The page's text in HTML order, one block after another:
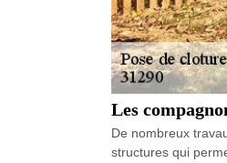
Les
De nombreux
structures qui